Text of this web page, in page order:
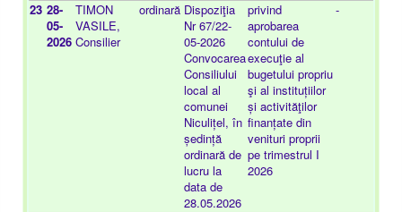
23 28-
05-
2026
TIMON
VASILE,
Consilier
ordinară Dispoziţia
Nr 67/22-
05-2026
Convocarea
Consiliului
local al
comunei
Niculițel, în
ședință
ordinară de
lucru la
data de
28.05.2026
privind
aprobarea
contului de
execuţie al
bugetului propriu
şi al instituțiilor
și activităţilor
finanțate din
venituri proprii
pe trimestrul I
2026
-